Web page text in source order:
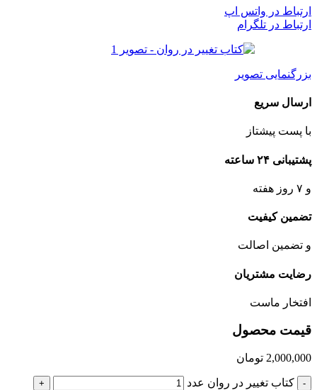
ارتباط در واتس اپ
ارتباط در تلگرام
بزرگنمایی تصویر
ارسال سریع
با پست پیشتاز
پشتیبانی ۲۴ ساعته
و ۷ روز هفته
تضمین کیفیت
و تضمین اصالت
رضایت مشتریان
افتخار ماست
قیمت محصول
2,000,000 تومان
- کتاب تغییر در روان عدد
+